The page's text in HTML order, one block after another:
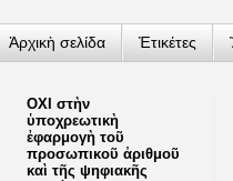
Ἀρχικὴ σελίδα Ἐτικέτες
ΟΧΙ στὴν
ὑποχρεωτικὴ
ἐφαρμογὴ τοῦ
προσωπικοῦ ἀριθμοῦ
καὶ τῆς ψηφιακῆς